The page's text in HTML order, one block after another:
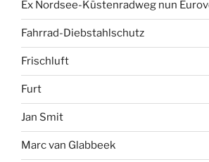
Ex Nordsee-Küstenradweg nun
Fahrrad-Diebstahlschutz
Frischluft
Furt
Jan Smit
Marc van Glabbeek